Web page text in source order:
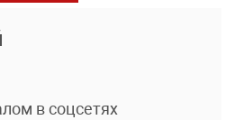
в соцсетях